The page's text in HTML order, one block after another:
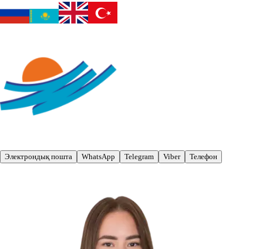
Электрондық пошта WhatsApp Telegram Viber Телефон